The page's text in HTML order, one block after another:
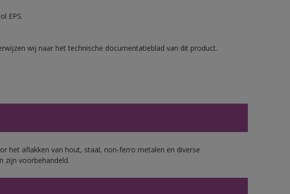
EPS.
wij naar het technische documentatieblad van dit product.
het aflakken van hout, staal, non-ferro metalen en diverse
zijn voorbehandeld.